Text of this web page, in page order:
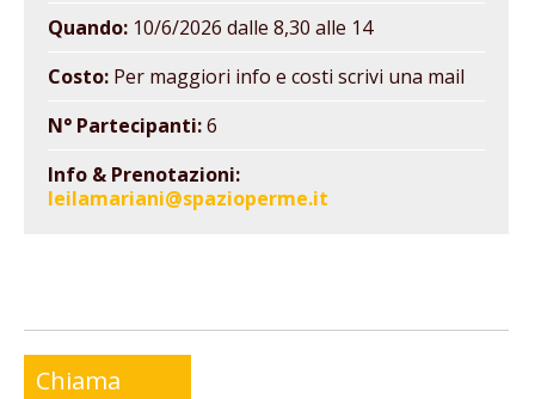
Quando: 10/6/2026 dalle 8,30 alle 14
Costo: Per maggiori info e costi scrivi una mail
N° Partecipanti:6
Info & Prenotazioni:
leilamariani@spazioperme.it
Chiama